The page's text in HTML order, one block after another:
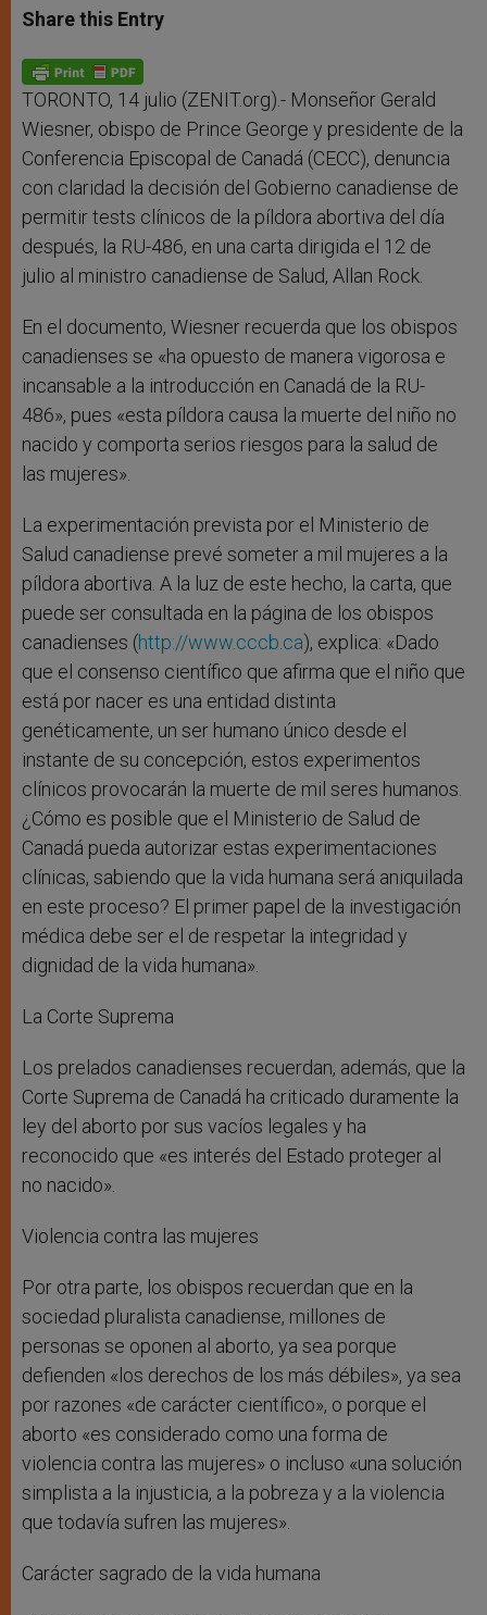
t
s
p
p
s
e
g
e
r
e
b
o
k
Share this Entry
TORONTO, 14 julio (ZENIT.org).- Monseñor Gerald
Wiesner, obispo de Prince George y presidente de la
Conferencia Episcopal de Canadá (CECC), denuncia
con claridad la decisión del Gobierno canadiense de
permitir tests clínicos de la píldora abortiva del día
después, la RU-486, en una carta dirigida el 12 de
julio al ministro canadiense de Salud, Allan Rock.
En el documento, Wiesner recuerda que los obispos
canadienses se «ha opuesto de manera vigorosa e
incansable a la introducción en Canadá de la RU-
486», pues «esta píldora causa la muerte del niño no
nacido y comporta serios riesgos para la salud de
las mujeres».
La experimentación prevista por el Ministerio de
Salud canadiense prevé someter a mil mujeres a la
píldora abortiva. A la luz de este hecho, la carta, que
puede ser consultada en la página de los obispos
canadienses (http://www.cccb.ca), explica: «Dado
que el consenso científico que afirma que el niño que
está por nacer es una entidad distinta
genéticamente, un ser humano único desde el
instante de su concepción, estos experimentos
clínicos provocarán la muerte de mil seres humanos.
¿Cómo es posible que el Ministerio de Salud de
Canadá pueda autorizar estas experimentaciones
clínicas, sabiendo que la vida humana será aniquilada
en este proceso? El primer papel de la investigación
médica debe ser el de respetar la integridad y
dignidad de la vida humana».
La Corte Suprema
Los prelados canadienses recuerdan, además, que la
Corte Suprema de Canadá ha criticado duramente la
ley del aborto por sus vacíos legales y ha
reconocido que «es interés del Estado proteger al
no nacido».
Violencia contra las mujeres
Por otra parte, los obispos recuerdan que en la
sociedad pluralista canadiense, millones de
personas se oponen al aborto, ya sea porque
defienden «los derechos de los más débiles», ya sea
por razones «de carácter científico», o porque el
aborto «es considerado como una forma de
violencia contra las mujeres» o incluso «una solución
simplista a la injusticia, a la pobreza y a la violencia
que todavía sufren las mujeres».
Carácter sagrado de la vida humana